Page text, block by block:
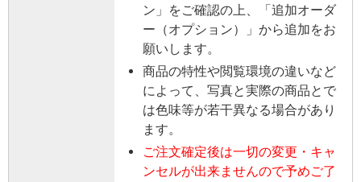
ン」をご確認の上、「追加オーダ
ー（オプション）」から追加をお
願いします。
商品の特性や閲覧環境の違いなど
によって、写真と実際の商品とで
は色味等が若干異なる場合があり
ます。
ご注文確定後は一切の変更・キャ
ンセルが出来ませんので予めご了